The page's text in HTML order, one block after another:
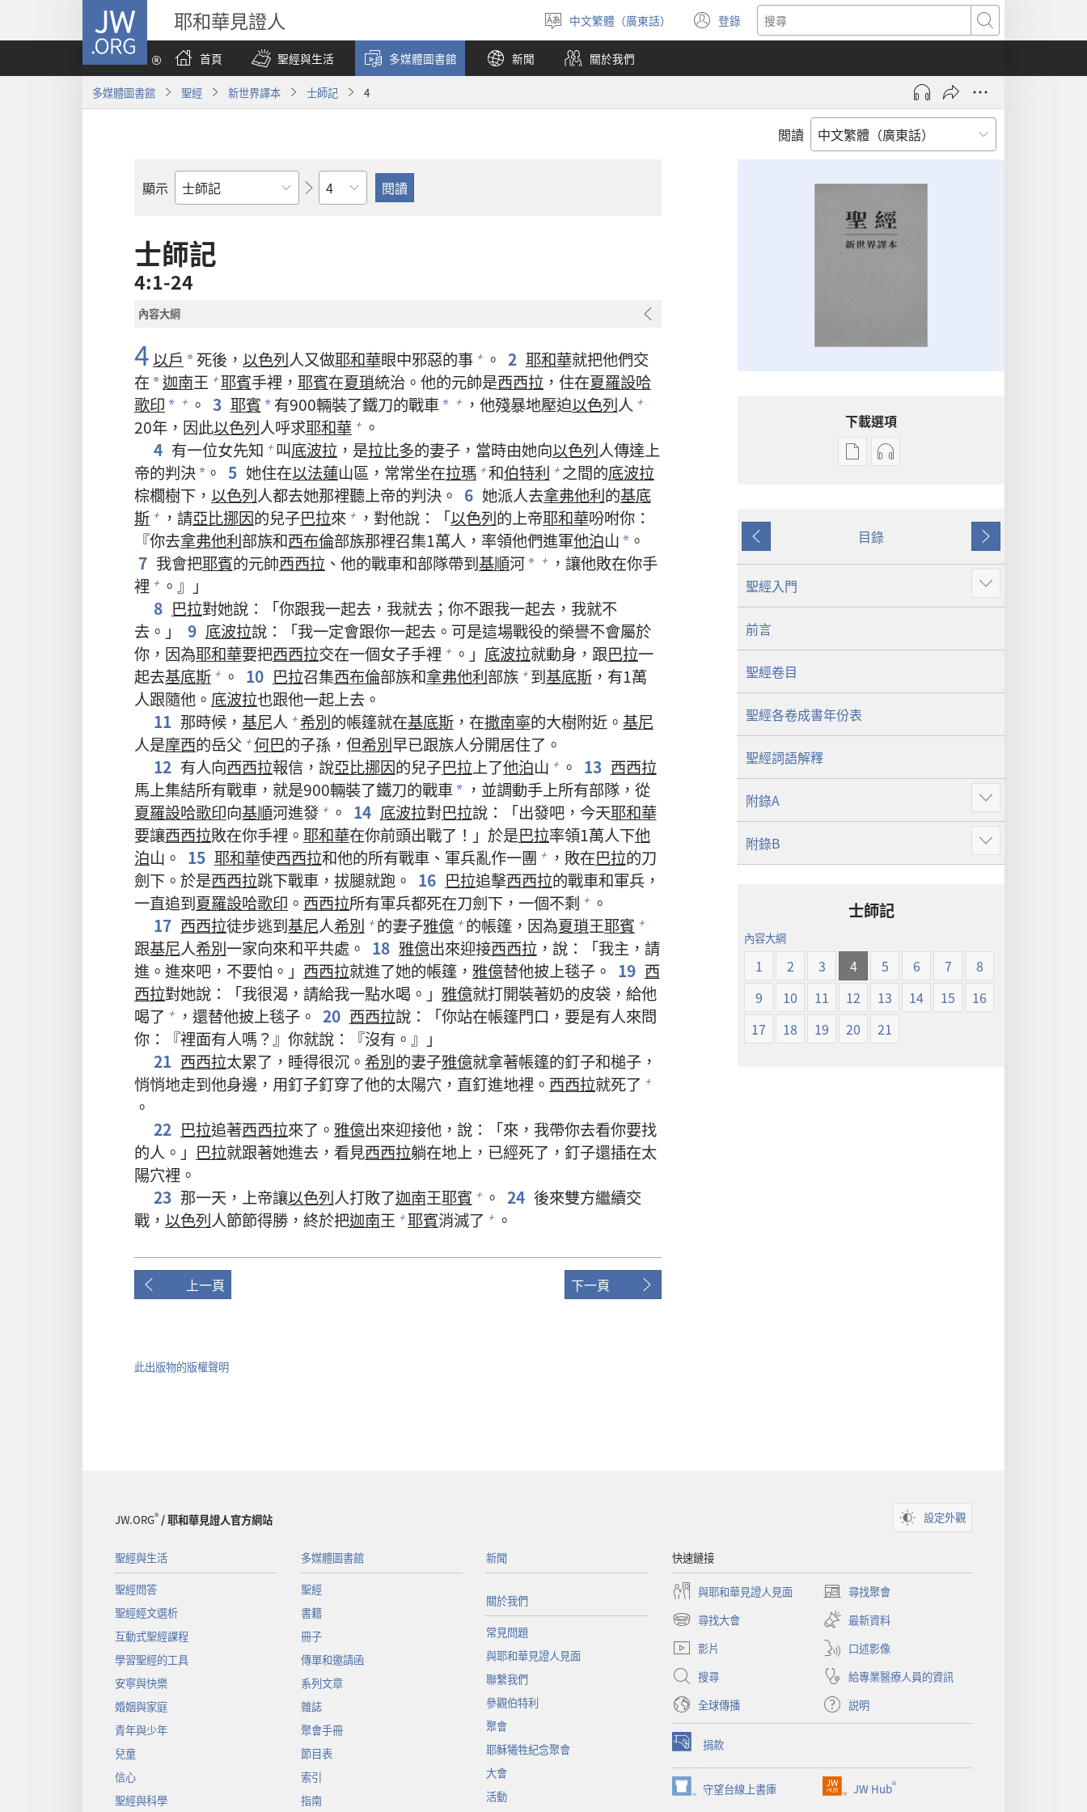
JW.ORG 耶和華見證人
選
擇
語
言
中文繁體（廣東話） 登錄
（開
啟
視
搜
尋
首頁
聖經與生活 多媒體圖書館 新聞 關於我們
多媒體圖書館 聖經 新世界譯本 士師記 4
閲讀
顯示
聖
經
卷
章
士師記
4:1-24
內容大綱
4以戶 * 死後， 以色列人又做耶和華眼中邪惡的事 + 。 2 耶和華就把他們交
在 *迦南王 + 耶賓手裡， 耶賓在夏瑣統治。他的元帥是西西拉 ，住在夏羅設哈
歌印 * + 。 3 耶賓 * 有900輛裝了鐵刀的戰車* + ，他殘暴地壓迫以色列人 +
20年，因此以色列人呼求耶和華 + 。
4 有一位女先知 + 叫底波拉，是拉比多的妻子，當時由她向以色列人傳達上
帝的判決* 。 5 她住在以法蓮山區，常常坐在拉瑪 + 和伯特利 + 之間的底波拉
棕櫚樹下， 以色列人都去她那裡聽上帝的判決。 6 她派人去拿弗他利的基底
斯 + ，請亞比挪因的兒子巴拉來 + ，對他說：「以色列的上帝耶和華吩咐你：
『你去拿弗他利部族和西布倫部族那裡召集1萬人，率領他們進軍他泊山 * 。
7 我會把耶賓的元帥西西拉、他的戰車和部隊帶到基順河* + ，讓他敗在你手
裡 + 。』」
8 巴拉對她說：「你跟我一起去，我就去；你不跟我一起去，我就不
去。」
9 底波拉說：「我一定會跟你一起去。可是這場戰役的榮譽不會屬於
你，因為耶和華要把西西拉交在一個女子手裡 + 。」 底波拉就動身，跟巴拉一
起去基底斯 + 。 10 巴拉召集西布倫部族和拿弗他利部族 + 到基底斯，有1萬
人跟隨他。 底波拉也跟他一起上去。
11 那時候， 基尼人 + 希別的帳篷就在基底斯，在撒南寧的大樹附近。 基尼
人是摩西的岳父 + 何巴的子孫，但希別早已跟族人分開居住了。
12 有人向西西拉報信，說亞比挪因的兒子巴拉上了他泊山 + 。 13 西西拉
馬上集結所有戰車，就是900輛裝了鐵刀的戰車* ，並調動手上所有部隊，從
夏羅設哈歌印向基順河進發 + 。 14 底波拉對巴拉說：「出發吧，今天耶和華
要讓西西拉敗在你手裡。 耶和華在你前頭出戰了！」於是巴拉率領1萬人下他
泊山。 15 耶和華使西西拉和他的所有戰車、軍兵亂作一團 + ，敗在巴拉的刀
劍下。於是西西拉跳下戰車，拔腿就跑。 16 巴拉追擊西西拉的戰車和軍兵，
一直追到夏羅設哈歌印 。 西西拉所有軍兵都死在刀劍下，一個不剩 + 。
17 西西拉徒步逃到基尼人希別 + 的妻子雅億 + 的帳篷，因為夏瑣王耶賓 +
跟基尼人希別一家向來和平共處。 18 雅億出來迎接西西拉，說：「我主，請
進。進來吧，不要怕。」 西西拉就進了她的帳篷， 雅億替他披上毯子。 19 西
西拉對她說：「我很渴，請給我一點水喝。」 雅億就打開裝著奶的皮袋，給他
喝了 + ，還替他披上毯子。 20 西西拉說：「你站在帳篷門口，要是有人來問
你：『裡面有人嗎？』你就說：『沒有。』」
21 西西拉太累了，睡得很沉。 希別的妻子雅億就拿著帳篷的釘子和槌子，
悄悄地走到他身邊，用釘子釘穿了他的太陽穴，直釘進地裡。 西西拉就死了 +
。
22 巴拉追著西西拉來了。 雅億出來迎接他，說：「來，我帶你去看你要找
的人。」 巴拉就跟著她進去，看見西西拉躺在地上，已經死了，釘子還插在太
陽穴裡。
23 那一天，上帝讓以色列人打敗了迦南王耶賓 + 。 24 後來雙方繼續交
戰， 以色列人節節得勝，終於把迦南王 + 耶賓消滅了 + 。
上一頁 下一頁
此出版物的版權聲明
下載選項
電
物
經
世
界
譯
錄
界
本
上
一
頁
目錄
下
一
頁
聖經入門
顯
示
多
前言
聖經卷目
聖經各卷成書年份表
聖經詞語解釋
附錄A
顯
示
更
多
附錄B
顯
示
士師記
內容大綱
1 2 3 4 5 6 7
8
9
10 11 12 13 14 15
16
17
18 19 20 21
JW.ORG®/ 耶和華見證人官方網站 設定外觀
聖經與生活
聖經問答
聖經經文選析
互動式聖經課程
學習聖經的工具
安寧與快樂
婚姻與家庭
青年與少年
兒童
信心
聖經與科學
多媒體圖書館
聖經
書籍
冊子
傳單和邀請函
系列文章
雜誌
聚會手冊
節目表
索引
指南
新聞
關於我們
常見問題
與耶和華見證人見面
聯繫我們
參觀伯特利
聚會
耶穌犧牲紀念聚會
大會
活動
快速鏈接
與耶和華見證人見面 尋找聚會
（開
啟
新
視
窗）
尋找大會
（開
啟
新
視
窗）
最新資料
影片
口述影像
搜尋
給專業醫療人員的資訊
全球傳播
説明
捐款
（開
啟
新
視
守望台線上書庫
（開
JW Hub®
（開